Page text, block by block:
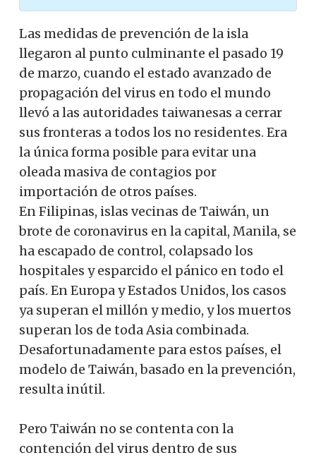
Las medidas de prevención de la isla
llegaron al punto culminante el pasado 19
de marzo, cuando el estado avanzado de
propagación del virus en todo el mundo
llevó a las autoridades taiwanesas a cerrar
sus fronteras a todos los no residentes. Era
la única forma posible para evitar una
oleada masiva de contagios por
importación de otros países.
En Filipinas, islas vecinas de Taiwán, un
brote de coronavirus en la capital, Manila, se
ha escapado de control, colapsado los
hospitales y esparcido el pánico en todo el
país. En Europa y Estados Unidos, los casos
ya superan el millón y medio, y los muertos
superan los de toda Asia combinada.
Desafortunadamente para estos países, el
modelo de Taiwán, basado en la prevención,
resulta inútil.
Pero Taiwán no se contenta con la
contención del virus dentro de sus